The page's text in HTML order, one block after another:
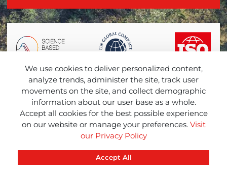
BAIXAR INFOGRÁFICO
We use cookies to deliver personalized content,
analyze trends, administer the site, track user
movements on the site, and collect demographic
information about our user base as a whole.
Accept all cookies for the best possible experience
on our website or manage your preferences. Visit
our Privacy Policy
Accept All